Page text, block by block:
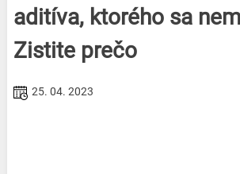
aditíva, ktorého sa
Zistite prečo
25. 04. 2023